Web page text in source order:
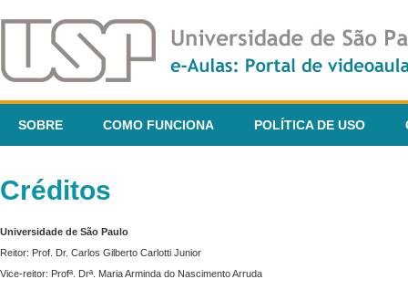
SOBRE COMO FUNCIONA POLÍTICA DE USO
Créditos
Universidade de São Paulo
Reitor: Prof. Dr. Carlos Gilberto Carlotti Junior
Vice-reitor: Profª. Drª. Maria Arminda do Nascimento Arruda